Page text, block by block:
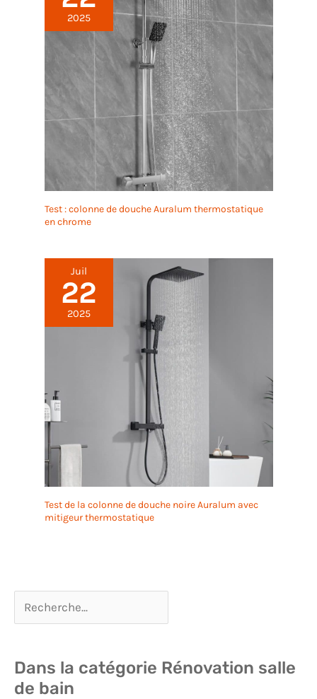
2025
Test : colonne de douche Auralum thermostatique
en chrome
Juil
22
2025
Test de la colonne de douche noire Auralum avec
mitigeur thermostatique
Dans la catégorie Rénovation salle
de bain